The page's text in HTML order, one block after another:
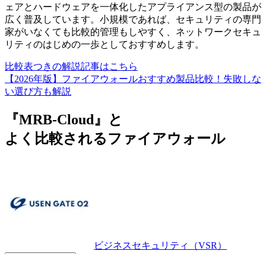
ェアとハードウェアを一体化したアプライアンス型の製品が
広く普及しています。小規模であれば、セキュリティの専門
家がいなくても比較的管理もしやすく、ネットワークセキュ
リティのはじめの一歩としておすすめします。
比較表つきの解説記事はこちら
【2026年版】ファイアウォールおすすめ製品比較！失敗しな
い選び方も解説
『MRB-Cloud』と
よく比較されるファイアウォール
ビジネスセキュリティ（VSR）